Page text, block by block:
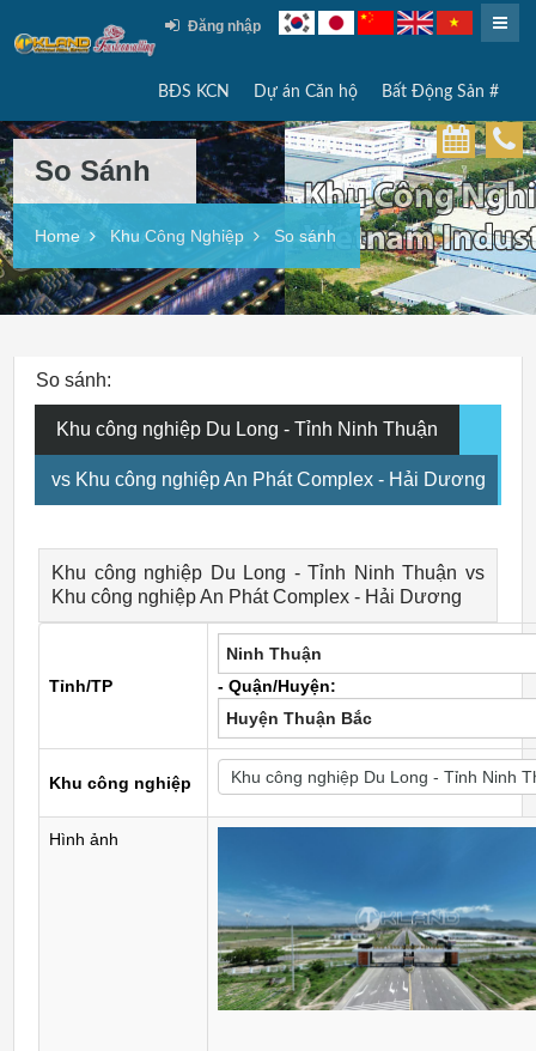
Đăng nhập
BĐS KCN Dự án Căn hộ Bất Động Sản #
So Sánh
Home Khu Công Nghiệp So sánh
So sánh:
Khu công nghiệp Du Long - Tỉnh Ninh Thuận
vs Khu công nghiệp An Phát Complex - Hải Dương
Khu công nghiệp Du Long - Tỉnh Ninh Thuận vs
Khu công nghiệp An Phát Complex - Hải Dương
Tỉnh/TP
Ninh Thuận
- Quận/Huyện:
Huyện Thuận Bắc
Khu công nghiệp
Hình ảnh